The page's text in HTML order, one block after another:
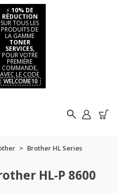
⚡ 10% DE
RÉDUCTION
SUR TOUS LES
PRODUITS DE
LA GAMME
TONER
SERVICES,
POUR VOTRE
PREMIÈRE
COMMANDE,
AVEC LE CODE
WELCOME10
Brother HL Series
HL-P 8600